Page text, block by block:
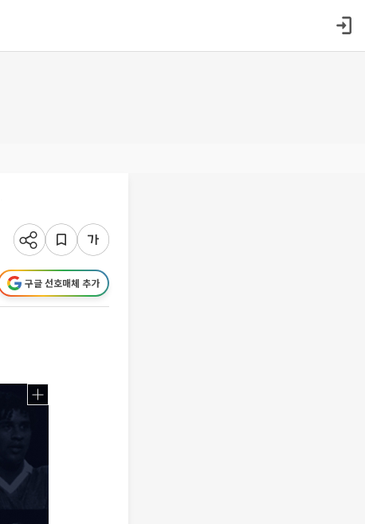
구글 선호매체 추가